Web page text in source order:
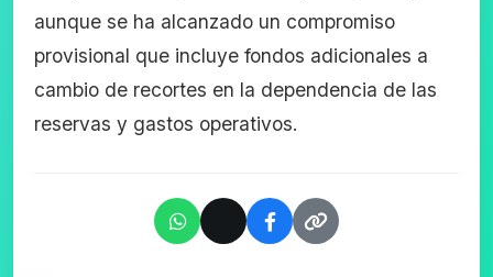
aunque se ha alcanzado un compromiso
provisional que incluye fondos adicionales a
cambio de recortes en la dependencia de las
reservas y gastos operativos.